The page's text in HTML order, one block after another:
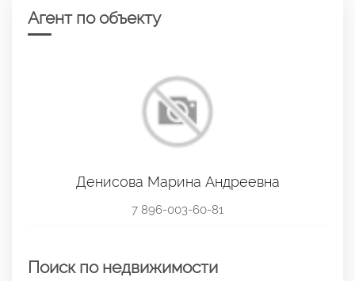
Агент по объекту
Денисова Марина Андреевна
7 896-003-60-81
Поиск по недвижимости